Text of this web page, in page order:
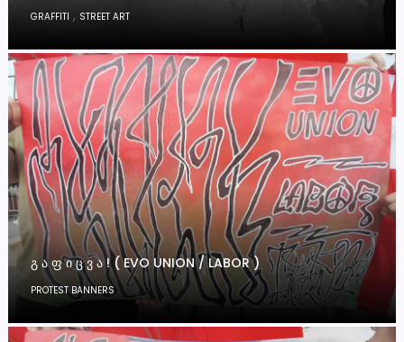
GRAFFITI , STREET ART
Გ Ა Ფ Ი Ც Ვ Ა ! ( EVO UNION / LABOR )
PROTEST BANNERS